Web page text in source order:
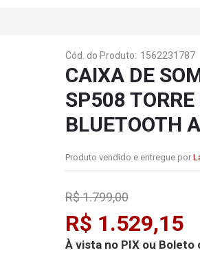
Cód. do Produto: 1562231787
CAIXA DE
SP508
BLUETOOTH
Produto vendido e entregue por
R$ 1.529,15
À vista no PIX ou
R$ 1.799,00